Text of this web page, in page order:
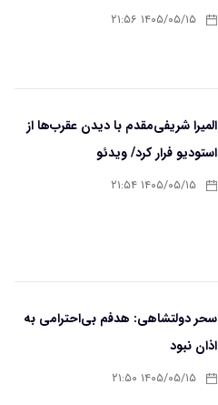
۱۴۰۵/۰۵/۱۵ ۲۱:۵۶
المیرا شریفی‌مقدم با دیدن عقرب‌ها از
استودیو فرار کرد/ ویدئو
۱۴۰۵/۰۵/۱۵ ۲۱:۵۴
سحر دولتشاهی: هدفم بی‌احترامی به
اذان نبود
۱۴۰۵/۰۵/۱۵ ۲۱:۵۰